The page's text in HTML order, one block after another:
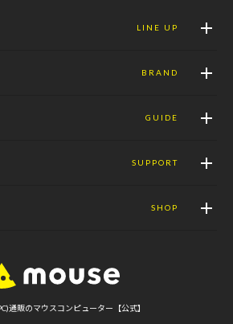
LINE UP
BRAND
GUIDE
SUPPORT
SHOP
通販のマウスコンピューター【公式】